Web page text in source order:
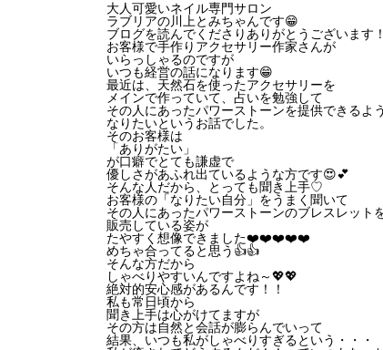
大人可愛いネイル専門サロン
ラブリアの川上とみちゃんです😁
ブログを読んでくださりありがとうございます
お客様で手作りアクセサリー作家さんが
いらっしゃるのですが
いつも経営の話になります😁
最近は、天然石を使ったアクセサリーを
メインで作っていて、占いを勉強して
その人にあったパワーストーンを提供できるよ
なりたいというお話でした。
そのお客様は
「ありがたい」
が口癖でとても謙虚で
優しさがあふれ出ているような方です😍💕
そんな人だから、とっても聞き上手♡
お客様の「なりたい自分」をうまく聞いて
その人にあったパワーストーンのブレスレット
販売している姿が
たやすく想像できました❤️❤️❤️❤️❤️
めちゃ合ってると思う👍👍
そんな方だから
しゃべりやすいんですよね～💖💖
絶対的安心感があるんです！！
私も常日頃から
聞き上手は心がけてますが
その方は自然と会話が膨らんでいって
結果、いつも私がしゃべりすぎるという・・・